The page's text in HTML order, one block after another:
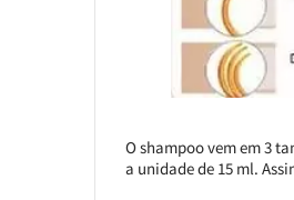
O shampoo vem em 3
a unidade de 15 ml.